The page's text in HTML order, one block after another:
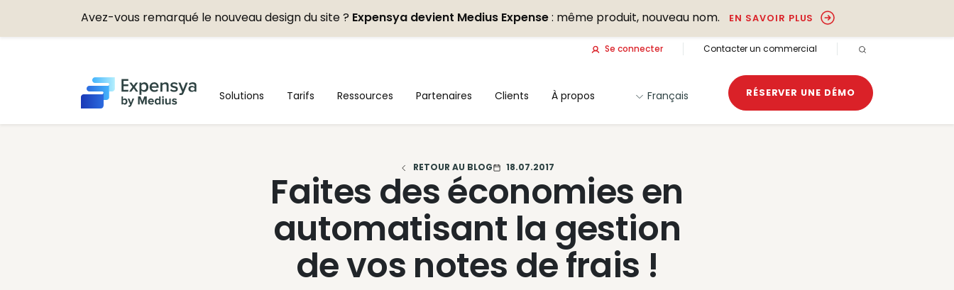
Avez-vous remarqué le nouveau design du site ? Expensya devient Medius Expense: même produit, nouveau nom. EN SAVOIR PLUS
Se connecter
Contacter un commercial
Expensya
Solutions Tarifs Ressources Partenaires Clients À propos Français RÉSERVER UNE DÉMO
RETOUR AU BLOG 18.07.2017
Faites des économies en
automatisant la gestion
de vos notes de frais !